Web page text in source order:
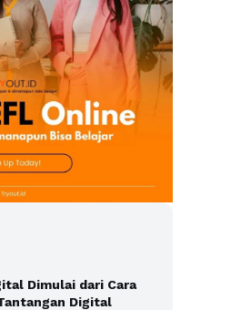
Dimulai dari Cara
Digital